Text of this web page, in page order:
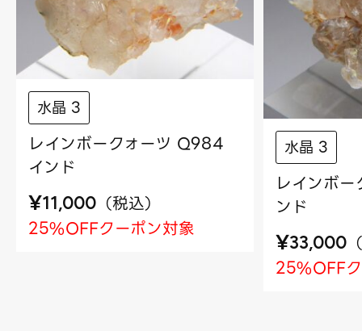
水晶 3
レインボークォーツ Q984
インド
¥11,000 （税込）
25%OFFクーポン対象
水晶 3
レインボ
ンド
¥33,000 （
25%OFF